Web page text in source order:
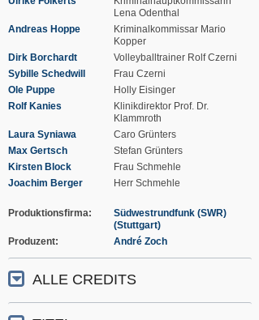
Lena Odenthal
Andreas Hoppe
Kriminalkommissar Mario
Kopper
Dirk Borchardt
Volleyballtrainer Rolf Czerni
Sybille Schedwill
Frau Czerni
Ole Puppe
Holly Eisinger
Rolf Kanies
Klinikdirektor Prof. Dr.
Klammroth
Laura Syniawa
Caro Grünters
Max Gertsch
Stefan Grünters
Kirsten Block
Frau Schmehle
Joachim Berger
Herr Schmehle
Produktionsfirma
Südwestrundfunk (SWR)
(Stuttgart)
Produzent
André Zoch
ALLE CREDITS